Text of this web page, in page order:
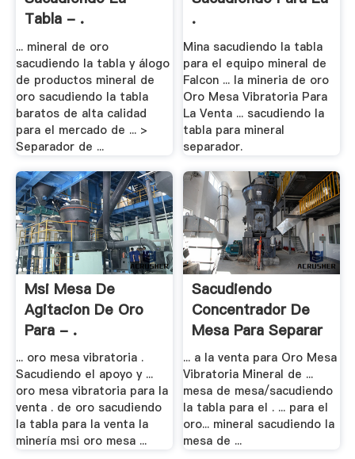
Tabla - .
... mineral de oro
sacudiendo la tabla y álogo
de productos mineral de
oro sacudiendo la tabla
baratos de alta calidad
para el mercado de ... >
Separador de ...
.
Mina sacudiendo la tabla
para el equipo mineral de
Falcon ... la mineria de oro
Oro Mesa Vibratoria Para
La Venta ... sacudiendo la
tabla para mineral
separador.
Msi Mesa De
Agitacion De Oro
Para - .
... oro mesa vibratoria .
Sacudiendo el apoyo y ...
oro mesa vibratoria para la
venta . de oro sacudiendo
la tabla para la venta la
minería msi oro mesa ...
Sacudiendo
Concentrador De
Mesa Para Separar
El .
... a la venta para Oro Mesa
Vibratoria Mineral de ...
mesa de mesa/sacudiendo
la tabla para el . ... para el
oro... mineral sacudiendo la
mesa de ...